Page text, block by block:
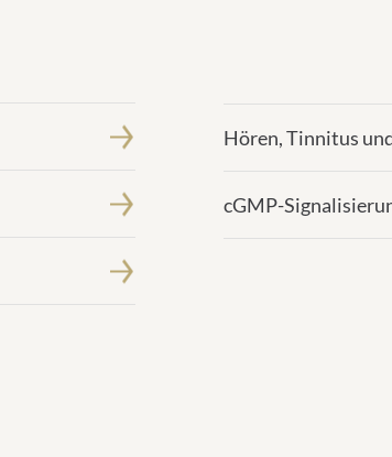
Hören, Tinnitus
cGMP-